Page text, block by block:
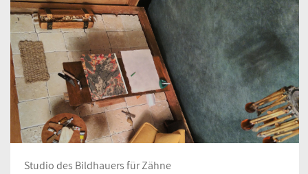
Studio des Bildhauers für Zähne